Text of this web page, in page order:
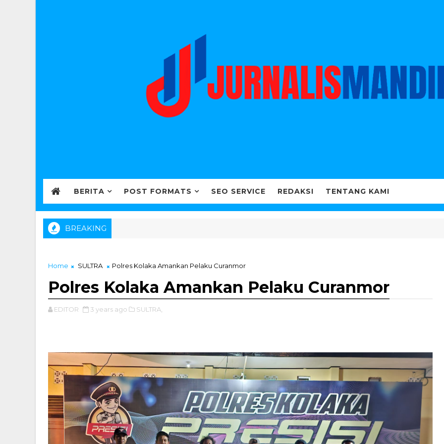
BERITA POST FORMATS SEO SERVICE REDAKSI TENTANG KAMI
BREAKING
Home SULTRA Polres Kolaka Amankan Pelaku Curanmor
Polres Kolaka Amankan Pelaku Curanmor
EDITOR 3 years ago SULTRA,